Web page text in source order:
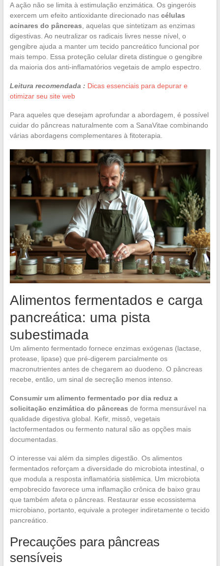
A ação não se limita à estimulação enzimática. Os gingeróis
exercem um efeito antioxidante direcionado nas células
acinares do pâncreas , aquelas que sintetizam as enzimas
digestivas. Ao neutralizar os radicais livres nesse nível, o
gengibre ajuda a manter um tecido pancreático funcional por
mais tempo. Essa proteção celular direta distingue o gengibre
da maioria dos anti-inflamatórios vegetais de amplo espectro.
Leitura recomendada : Dicas essenciais para depurar e
otimizar seu site web
Para aqueles que desejam aprofundar a abordagem, é possível
cuidar do pâncreas naturalmente com a SanaVitae combinando
várias abordagens complementares à fitoterapia.
Alimentos fermentados e carga
pancreática: uma pista
subestimada
Um alimento fermentado fornece enzimas exógenas (lactase,
protease, lipase) que pré-digerem parcialmente os
macronutrientes antes de chegarem ao duodeno. O pâncreas
recebe, então, um sinal de secreção menos intenso.
Consumir um alimento fermentado por dia reduz a
solicitação enzimática do pâncreas de forma mensurável na
qualidade digestiva global. Kefir, missô, vegetais
lactofermentados ou fermento natural são as opções mais
documentadas.
O interesse vai além da simples digestão. Os alimentos
fermentados reforçam a diversidade do microbiota intestinal, o
que modula a resposta inflamatória sistêmica. Um microbiota
empobrecido favorece uma inflamação crônica de baixo grau
que também afeta o pâncreas. Restaurar esse ecossistema
microbiano, portanto, equivale a proteger indiretamente o tecido
pancreático.
Precauções para pâncreas
sensíveis